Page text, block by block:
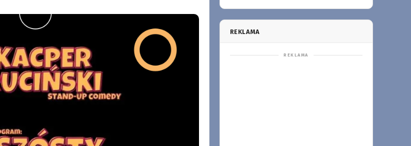
REKLAMA